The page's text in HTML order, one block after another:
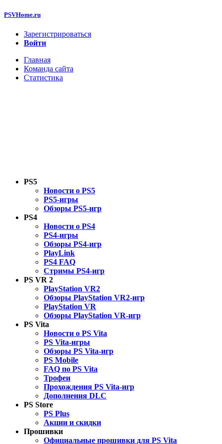
PSVHome.ru
Зарегистрироваться
Войти
Главная
Команда сайта
Статистика
PS5
Новости о PS5
PS5-игры
Обзоры PS5-игр
PS4
Новости о PS4
PS4-игры
Обзоры PS4-игр
PlayLink
PS4 FAQ
Стримы PS4-игр
PS VR 2
PlayStation VR2
Обзоры PlayStation VR2-игр
PlayStation VR
Обзоры PlayStation VR-игр
PS Vita
Новости о PS Vita
PS Vita-игры
Обзоры PS Vita-игр
PS Mobile
FAQ по PS Vita
Трофеи
Прохождения PS Vita-игр
Дополнения DLC
PS Store
PS Plus
Акции и скидки
Прошивки
Официальные прошивки для PS Vita